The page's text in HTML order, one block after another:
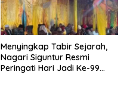
Menyingkap Tabir Sejarah,
Nagari Siguntur Resmi
Peringati Hari Jadi Ke-99